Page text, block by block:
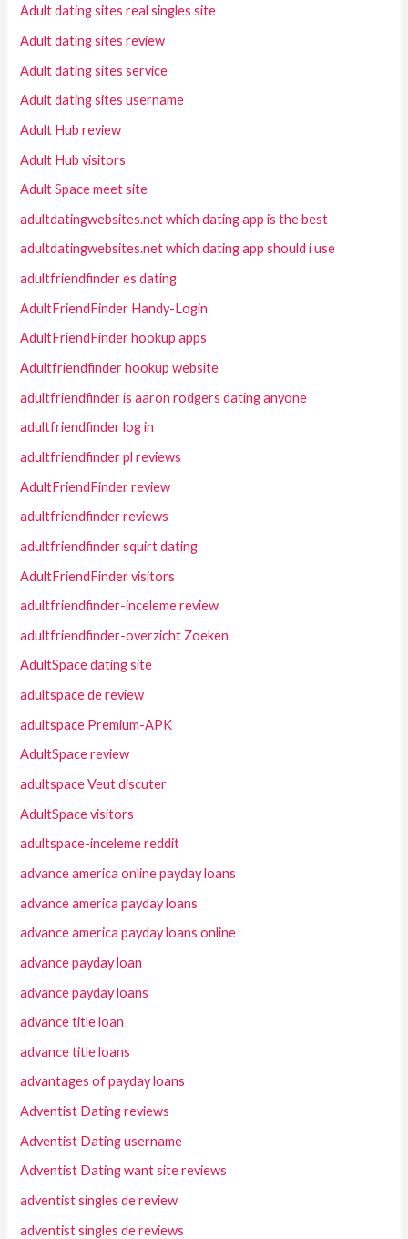
Adult dating sites real singles site
Adult dating sites review
Adult dating sites service
Adult dating sites username
Adult Hub review
Adult Hub visitors
Adult Space meet site
adultdatingwebsites.net which dating app is the best
adultdatingwebsites.net which dating app should i use
adultfriendfinder es dating
AdultFriendFinder Handy-Login
AdultFriendFinder hookup apps
Adultfriendfinder hookup website
adultfriendfinder is aaron rodgers dating anyone
adultfriendfinder log in
adultfriendfinder pl reviews
AdultFriendFinder review
adultfriendfinder reviews
adultfriendfinder squirt dating
AdultFriendFinder visitors
adultfriendfinder-inceleme review
adultfriendfinder-overzicht Zoeken
AdultSpace dating site
adultspace de review
adultspace Premium-APK
AdultSpace review
adultspace Veut discuter
AdultSpace visitors
adultspace-inceleme reddit
advance america online payday loans
advance america payday loans
advance america payday loans online
advance payday loan
advance payday loans
advance title loan
advance title loans
advantages of payday loans
Adventist Dating reviews
Adventist Dating username
Adventist Dating want site reviews
adventist singles de review
adventist singles de reviews